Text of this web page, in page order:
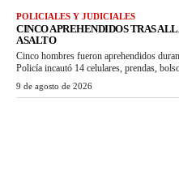
POLICIALES Y JUDICIALES
CINCO APREHENDIDOS TRAS
ASALTO
Cinco hombres fueron aprehendidos
Policía incautó 14 celulares, prendas,
9 de agosto de 2026